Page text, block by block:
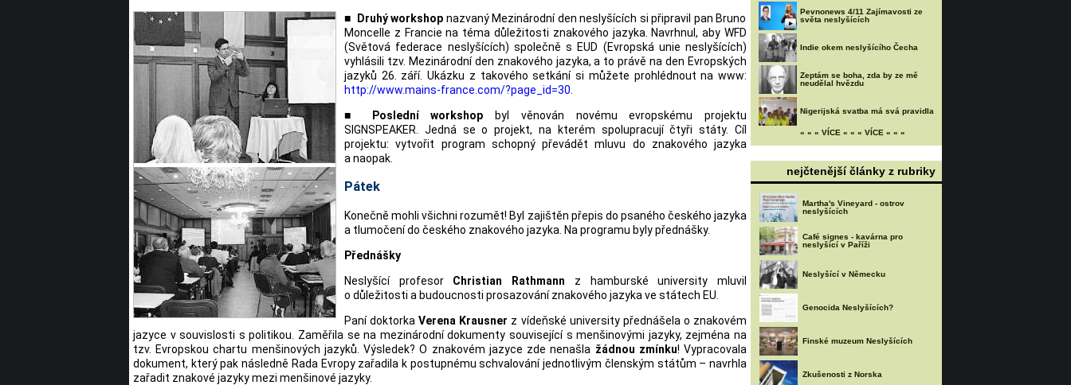
■ Druhý workshop nazvaný Mezinárodní den neslyšících si připravil pan Bruno
Moncelle z Francie na téma důležitosti znakového jazyka. Navrhnul, aby WFD
(Světová federace neslyšících) společně s EUD (Evropská unie neslyšících)
vyhlásili tzv. Mezinárodní den znakového jazyka, a to právě na den Evropských
jazyků 26. září. Ukázku z takového setkání si můžete prohlédnout na www:
http://www.mains-france.com/?page_id=30
■ Poslední workshop
byl věnován novému evropskému projektu
SIGNSPEAKER. Jedná se o projekt, na kterém spolupracují čtyři státy. Cíl
projektu: vytvořit program schopný převádět mluvu do znakového jazyka
a naopak.
Pátek
Konečně mohli všichni rozumět! Byl zajištěn přepis do psaného českého jazyka
a tlumočení do českého znakového jazyka. Na programu byly přednášky.
Přednášky
Neslyšící profesor Christian Rathmann z hamburské university mluvil
o důležitosti a budoucnosti prosazování znakového jazyka ve státech EU.
Paní doktorkaVerena Krausner z vídeňské university přednášela o znakovém
jazyce v souvislosti s politikou. Zaměřila se na mezinárodní dokumenty související s menšinovými jazyky, zejména na
tzv. Evropskou chartu menšinových jazyků. Výsledek? O znakovém jazyce zde nenašla žádnou zmínku! Vypracovala
dokument, který pak následně Rada Evropy zařadila k postupnému schvalování jednotlivým členským státům – navrhla
zařadit znakové jazyky mezi menšinové jazyky.
Pevnonews 4/11 Zajímavosti ze
světa neslyšících
Indie okem neslyšícího Čecha
Zeptám se boha, zda by ze mě
neudělal hvězdu
Nigerijská svatba má svá pravidla
« « « VÍCE « « « VÍCE « « «
nejčtenější články z rubriky
Martha's Vineyard - ostrov
neslyšících
Café signes - kavárna pro
neslyšící v Paříži
Neslyšící v Německu
Genocida Neslyšících?
Finské muzeum Neslyšících
Zkušenosti z Norska